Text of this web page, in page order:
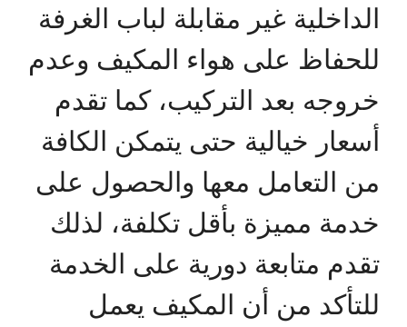
الداخلية غير مقابلة لباب الغرفة
للحفاظ على هواء المكيف وعدم
خروجه بعد التركيب، كما تقدم
أسعار خيالية حتى يتمكن الكافة
من التعامل معها والحصول على
خدمة مميزة بأقل تكلفة، لذلك
تقدم متابعة دورية على الخدمة
للتأكد من أن المكيف يعمل